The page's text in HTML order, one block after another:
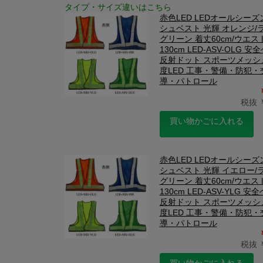
タイプ・サイズ違いはこちら
赤色LED LEDオールシーズ
シュベスト 光輝 オレンジ/
グリーン 着丈60cm/ウエス
130cm LED-ASV-OLG 安全
反射ドット スポーツメッシ
度LED 工事・警備・防犯・
導・パトロール
税抜
買い物かごに入れる
赤色LED LEDオールシーズ
シュベスト 光輝 イエロー/
グリーン 着丈60cm/ウエス
130cm LED-ASV-YLG 安全
反射ドット スポーツメッシ
度LED 工事・警備・防犯・
導・パトロール
税抜